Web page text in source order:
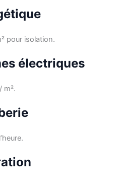
pour isolation.
électriques
m².